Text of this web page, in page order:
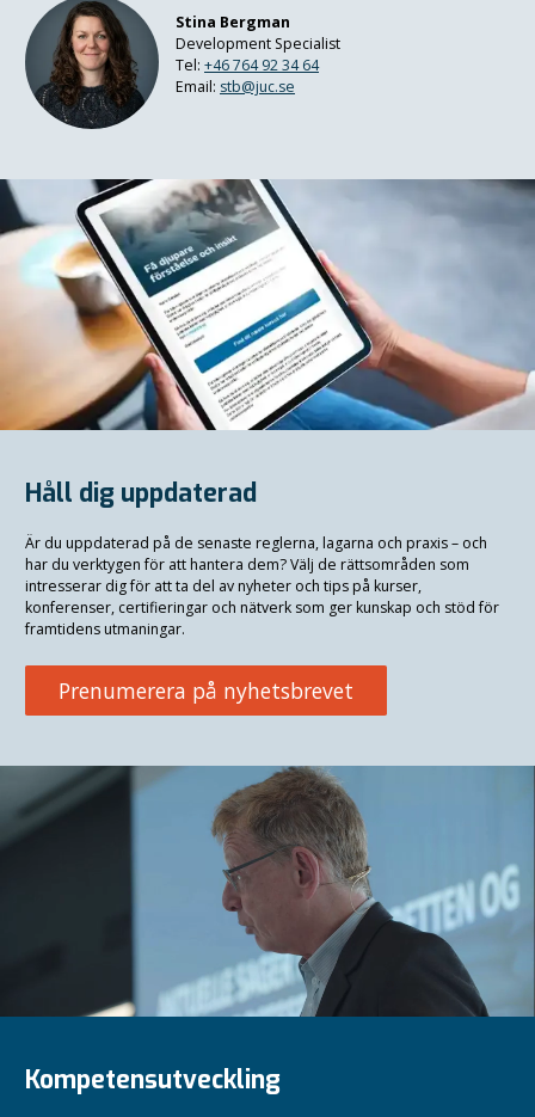
Stina Bergman
Development Specialist
Tel: +46 764 92 34 64
Email: stb@juc.se
Håll dig uppdaterad
Är du uppdaterad på de senaste reglerna, lagarna och praxis– och
har du verktygen för att hantera dem? Välj de rättsområden som
intresserar dig för att ta del av nyheter och tips på kurser,
konferenser, certifieringar och nätverk som ger kunskap och stöd för
framtidens utmaningar.
Prenumerera på nyhetsbrevet
Kompetensutveckling